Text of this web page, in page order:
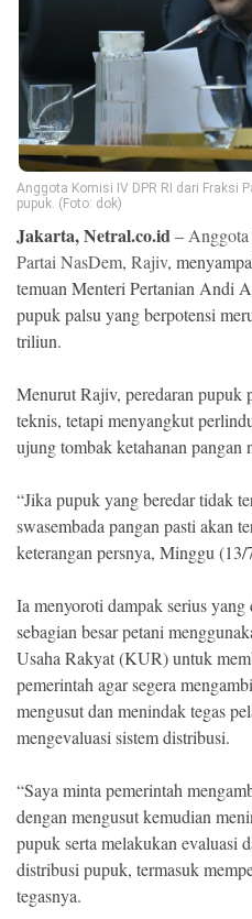
©
Copyright
All
Right
Reserved
Anggota Komisi IV DPR RI dari Fraksi
pupuk. (Foto: dok)
Jakarta, Netral.co.id–
Partai NasDem, Rajiv,
temuan Menteri Pertanian Andi
pupuk palsu yang berpotensi
triliun.
Menurut Rajiv, peredaran pupuk
teknis, tetapi menyangkut
ujung tombak ketahanan pangan
“Jika pupuk yang beredar tidak
swasembada pangan pasti akan
keterangan persnya, Minggu (13/
Ia menyoroti dampak serius
sebagian besar petani
Usaha Rakyat (KUR) untuk
pemerintah agar segera
mengusut dan menindak tegas
mengevaluasi sistem distribusi.
“Saya minta pemerintah
dengan mengusut kemudian
pupuk serta melakukan evaluasi
distribusi pupuk, termasuk
tegasnya.